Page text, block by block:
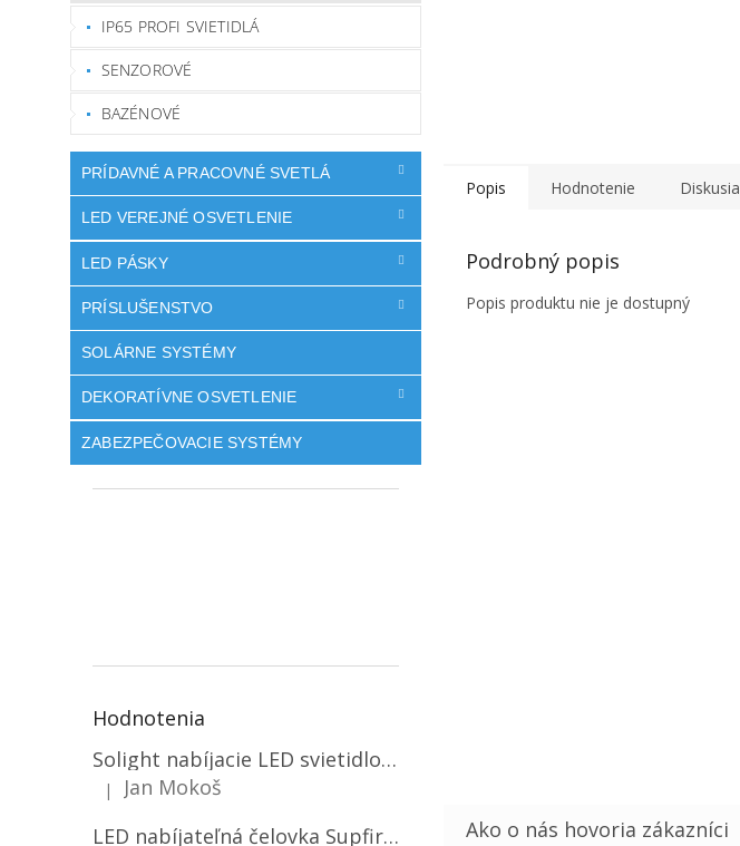
IP65 PROFI SVIETIDLÁ
SENZOROVÉ
BAZÉNOVÉ
PRÍDAVNÉ A PRACOVNÉ SVETLÁ
LED VEREJNÉ OSVETLENIE
LED PÁSKY
PRÍSLUŠENSTVO
SOLÁRNE SYSTÉMY
DEKORATÍVNE OSVETLENIE
ZABEZPEČOVACIE SYSTÉMY
Hodnotenia
Solight nabíjacie LED svietidlo, 600lm, 2200mAh Li-Ion, USB nabíjanie [WN22]
Hodnotenie produktu je 5 z 5 hviezdičiek.
|
Jan Mokoš
LED nabíjateľná čelovka Supfire HL06, 3 módy + SOS + senzor, nabíjanie cez Micro-USB, 5W, 500lm, 300m
Popis Hodnotenie Diskusia
Podrobný popis
Popis produktu nie je dostupný